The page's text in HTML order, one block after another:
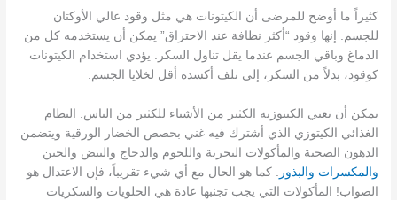
كثيراً ما أوضح للمرضى أن الكيتونات هي مثل وقود عالي الأوكتان
للجسم. إنها وقود “أكثر نظافة عند الاحتراق” يمكن أن يستخدمه كل من
الدماغ وباقي الجسم عندما يقل تناول السكر. يؤدي استخدام الكيتونات
كوقود، بدلاً من السكر، إلى تلف أكسدة أقل لخلايا الجسم.
يمكن أن تعني الكيتوزيه الكثير من الأشياء للكثير من الناس. النظام
الغذائي الكيتوزي الذي أشترك فيه غني بحصص الخضار الورقية ويتضمن
الدهون الصحية والمأكولات البحرية واللحوم والدجاج والبيض والجبن
والمكسرات والبذور . كما هو الحال مع أي شيء تقريباً، فإن الاعتدال هو
الصواب! المأكولات التي يجب تجنبها عادة هي الحلويات والسكريات